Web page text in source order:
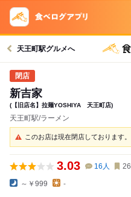
天王町駅グルメへ
新吉家
(【旧店名】拉麺YOSHIYA 天王町店)
天王町駅/ラーメン
このお店は現在閉店しております。
3.03 16 人 26
～￥999 -